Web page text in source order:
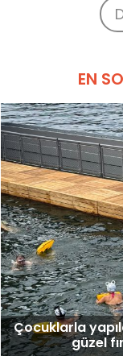
EN
Çocuklarla
güzel